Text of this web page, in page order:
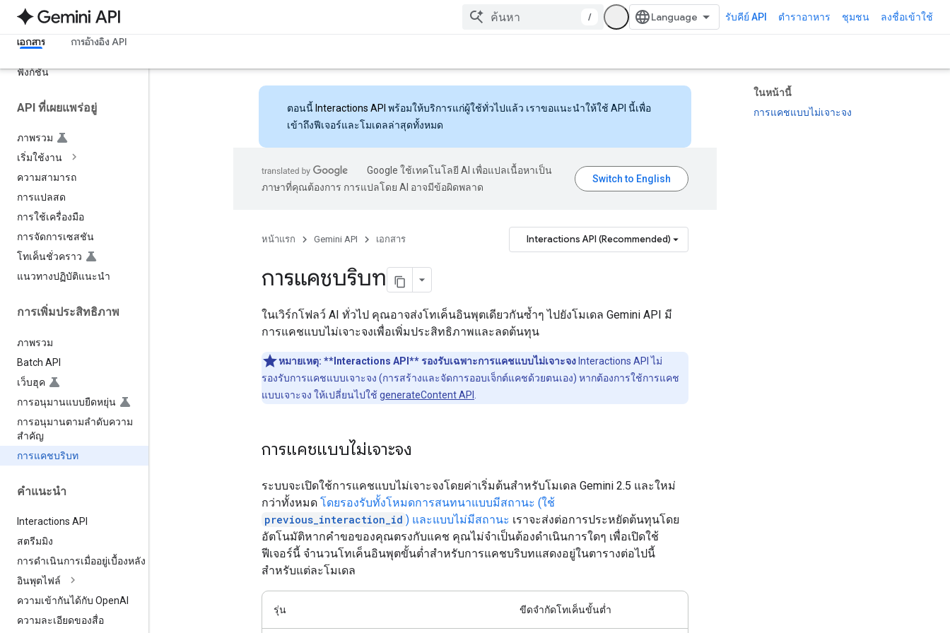
/ รับคีย์ API ตำราอาหาร ชุมชน ลงชื่อเข้าใช้
เอกสาร การอ้างอิง API
การใช้คอมพิวเตอร์
ค้นหาไฟล์
ฟังก์ชัน
API ที่เผยแพร่อยู่
ภาพรวม
เริ่มใช้งาน
ความสามารถ
การแปลสด
การใช้เครื่องมือ
การจัดการเซสชัน
โทเค็นชั่วคราว
แนวทางปฏิบัติแนะนำ
การเพิ่มประสิทธิภาพ
ภาพรวม
Batch API
เว็บฮุค
การอนุมานแบบยืดหยุ่น
การอนุมานตามลำดับความ
สำคัญ
การแคชบริบท
คำแนะนำ
Interactions API
สตรีมมิง
การดำเนินการเมื่ออยู่เบื้องหลัง
อินพุตไฟล์
ความเข้ากันได้กับ OpenAI
ความละเอียดของสื่อ
ในหน้านี้
การแคชแบบไม่เจาะจง
ตอนนี้ Interactions API พร้อมให้บริการแก่ผู้ใช้ทั่วไปแล้ว เราขอแนะนำให้ใช้ API นี้เพื่อ
เข้าถึงฟีเจอร์และโมเดลล่าสุดทั้งหมด
Google ใช้เทคโนโลยี AI เพื่อแปลเนื้อหาเป็น
ภาษาที่คุณต้องการ การแปลโดย AI อาจมีข้อผิดพลาด
หน้าแรก Gemini API เอกสาร Interactions API (Recommended)
การแคชบริบท
ในเวิร์กโฟลว์ AI ทั่วไป คุณอาจส่งโทเค็นอินพุตเดียวกันซ้ำๆ ไปยังโมเดล Gemini API มี
การแคชแบบไม่เจาะจงเพื่อเพิ่มประสิทธิภาพและลดต้นทุน
หมายเหตุ: **Interactions API** รองรับเฉพาะการแคชแบบไม่เจาะจง Interactions API ไม่
รองรับการแคชแบบเจาะจง (การสร้างและจัดการออบเจ็กต์แคชด้วยตนเอง) หากต้องการใช้การแคช
แบบเจาะจง ให้เปลี่ยนไปใช้ generateContent API
การแคชแบบไม่เจาะจง
ระบบจะเปิดใช้การแคชแบบไม่เจาะจงโดยค่าเริ่มต้นสำหรับโมเดล Gemini 2.5 และใหม่
กว่าทั้งหมด โดยรองรับทั้งโหมดการสนทนาแบบมีสถานะ (ใช้
previous_interaction_id ) และแบบไม่มีสถานะ เราจะส่งต่อการประหยัดต้นทุนโดย
อัตโนมัติหากคำขอของคุณตรงกับแคช คุณไม่จำเป็นต้องดำเนินการใดๆ เพื่อเปิดใช้
ฟีเจอร์นี้ จำนวนโทเค็นอินพุตขั้นต่ำสำหรับการแคชบริบทแสดงอยู่ในตารางต่อไปนี้
สำหรับแต่ละโมเดล
รุ่น ขีดจำกัดโทเค็นขั้นต่ำ